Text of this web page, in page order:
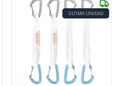
ÚLTIMA UNIDAD